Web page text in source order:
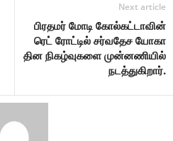
Next article
பிரதமர் மோடி கோல்கட்டாவின்
ரெட் ரோட்டில் சர்வதேச யோகா
தின நிகழ்வுகளை முன்னணியில்
நடத்துகிறார்.